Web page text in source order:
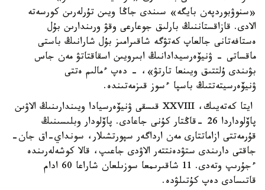
«سنوۋبوردپەن بايگە» سىندى جاڭا ويىن تۇرلەرىن كورسەتە
الادى. قازاقستاننىڭ بارلىق جوعارعى وقۋ ورىندارىن بۇل
ەستافەتانى جالعاپ كەتۋگە شاقىرامىز بۇل شارانىڭ باستى
ماقساتى - ۋنيۆەرسيدادانىڭ ابىرويىن اسقاقتاتۋ مەن جاس
بۋىندى ۇلتتىق ويىنعا تارتۋ»، - دەپ ءمالىم ەتتى
ۋنيۆەرسيتەتتىڭ باسپا ءسوز قىزمەتىندە.
ايتا كەتەيىك، XXVIII قىسقى ۋنيۆەرسيادا ويىندارىنىڭ الاۋىن
پاۆلوداردا 26 -قاڭتار كۇنى جاعادى. پاۆلودار وبلىسىنىڭ
قۇرمەتتى ازاماتتارى مەن ارداگەر سپورتشىلار، سونداي-اق جان-
جاقتى دارىندى ستۋدەنتتەر الاۋدى جاعىپ، قالا كوشەلەرىندە
ءجۇرىپ وتەدى. 11 شاقىرىمعا سوزىلعان شاراعا 60 ادام
قاتىسادى دەپ كۇتىلۋدە.